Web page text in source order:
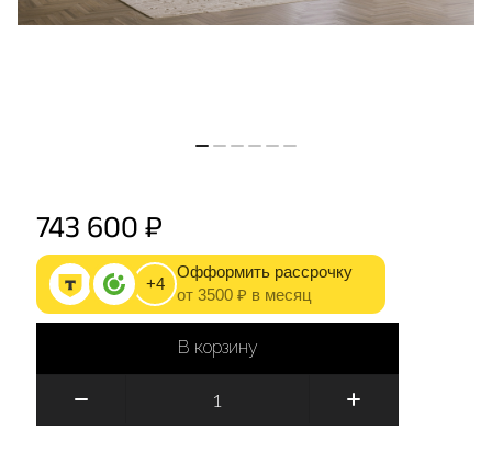
743 600 ₽
+4
Офформить рассрочку
от 3500 ₽ в месяц
В корзину